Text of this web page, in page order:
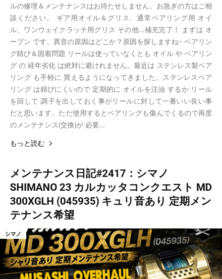
ルの修理＆メンテナンスはお待たせしません。お急ぎの方はご相
談ください。 ギア用オイル＆グリス、通常ベアリング用 オイ
ル、ワンウェイクラッチ用グリス その他...補充完了！ まずは オ
ープン です。異音の原因はどこか？原因を探しますね~ ベアリン
グ錆び＆固着問題 リールは使っていなくとも オイル や ベアリン
グ の 経年劣化 は絶対に避けれません。最近は ステンレス製ベア
リング も手軽に 買えるようになってきました。ステンレスベア
リング は錆びにくいので 定期的に オイルを注油 するか リール
を回して 調子を出しておく事がリールに対して一番いい良い事
だと思います。ただ使用するとベアリングも傷んでくるので再度
のメンテナンス(交換)が 必要...
もっと読む
メンテナンス日記#2417：シマノ
SHIMANO 23 カルカッタコンクエスト MD
300XGLH (045935) キュリ音あり 定期メン
テナンス希望
シマノ